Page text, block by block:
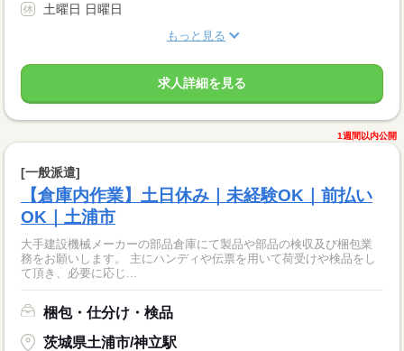
土曜日 日曜日
もっと見る
求人詳細を見る
1週間以内公開
[一般派遣]
【倉庫内作業】土日休み｜未経験OK｜前払い
OK｜土浦市
大手建設機械メーカーの部品倉庫にて製品や部品の検収及び梱包業
務をお願いします。 主にハンディや伝票を用いて荷受けや検品をし
て頂き、必要に応じ...
梱包・仕分け・検品
茨城県土浦市/神立駅